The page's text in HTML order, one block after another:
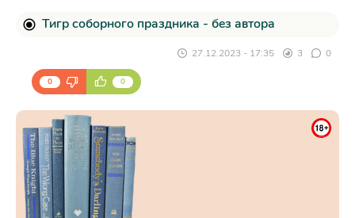
Тигр соборного праздника - без автора
27.12.2023 - 17:35 3 0
0 0